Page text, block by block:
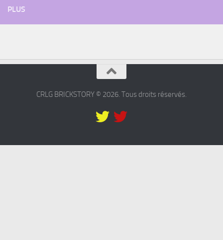
PLUS
CRLG BRICKSTORY © 2026. Tous droits réservés.